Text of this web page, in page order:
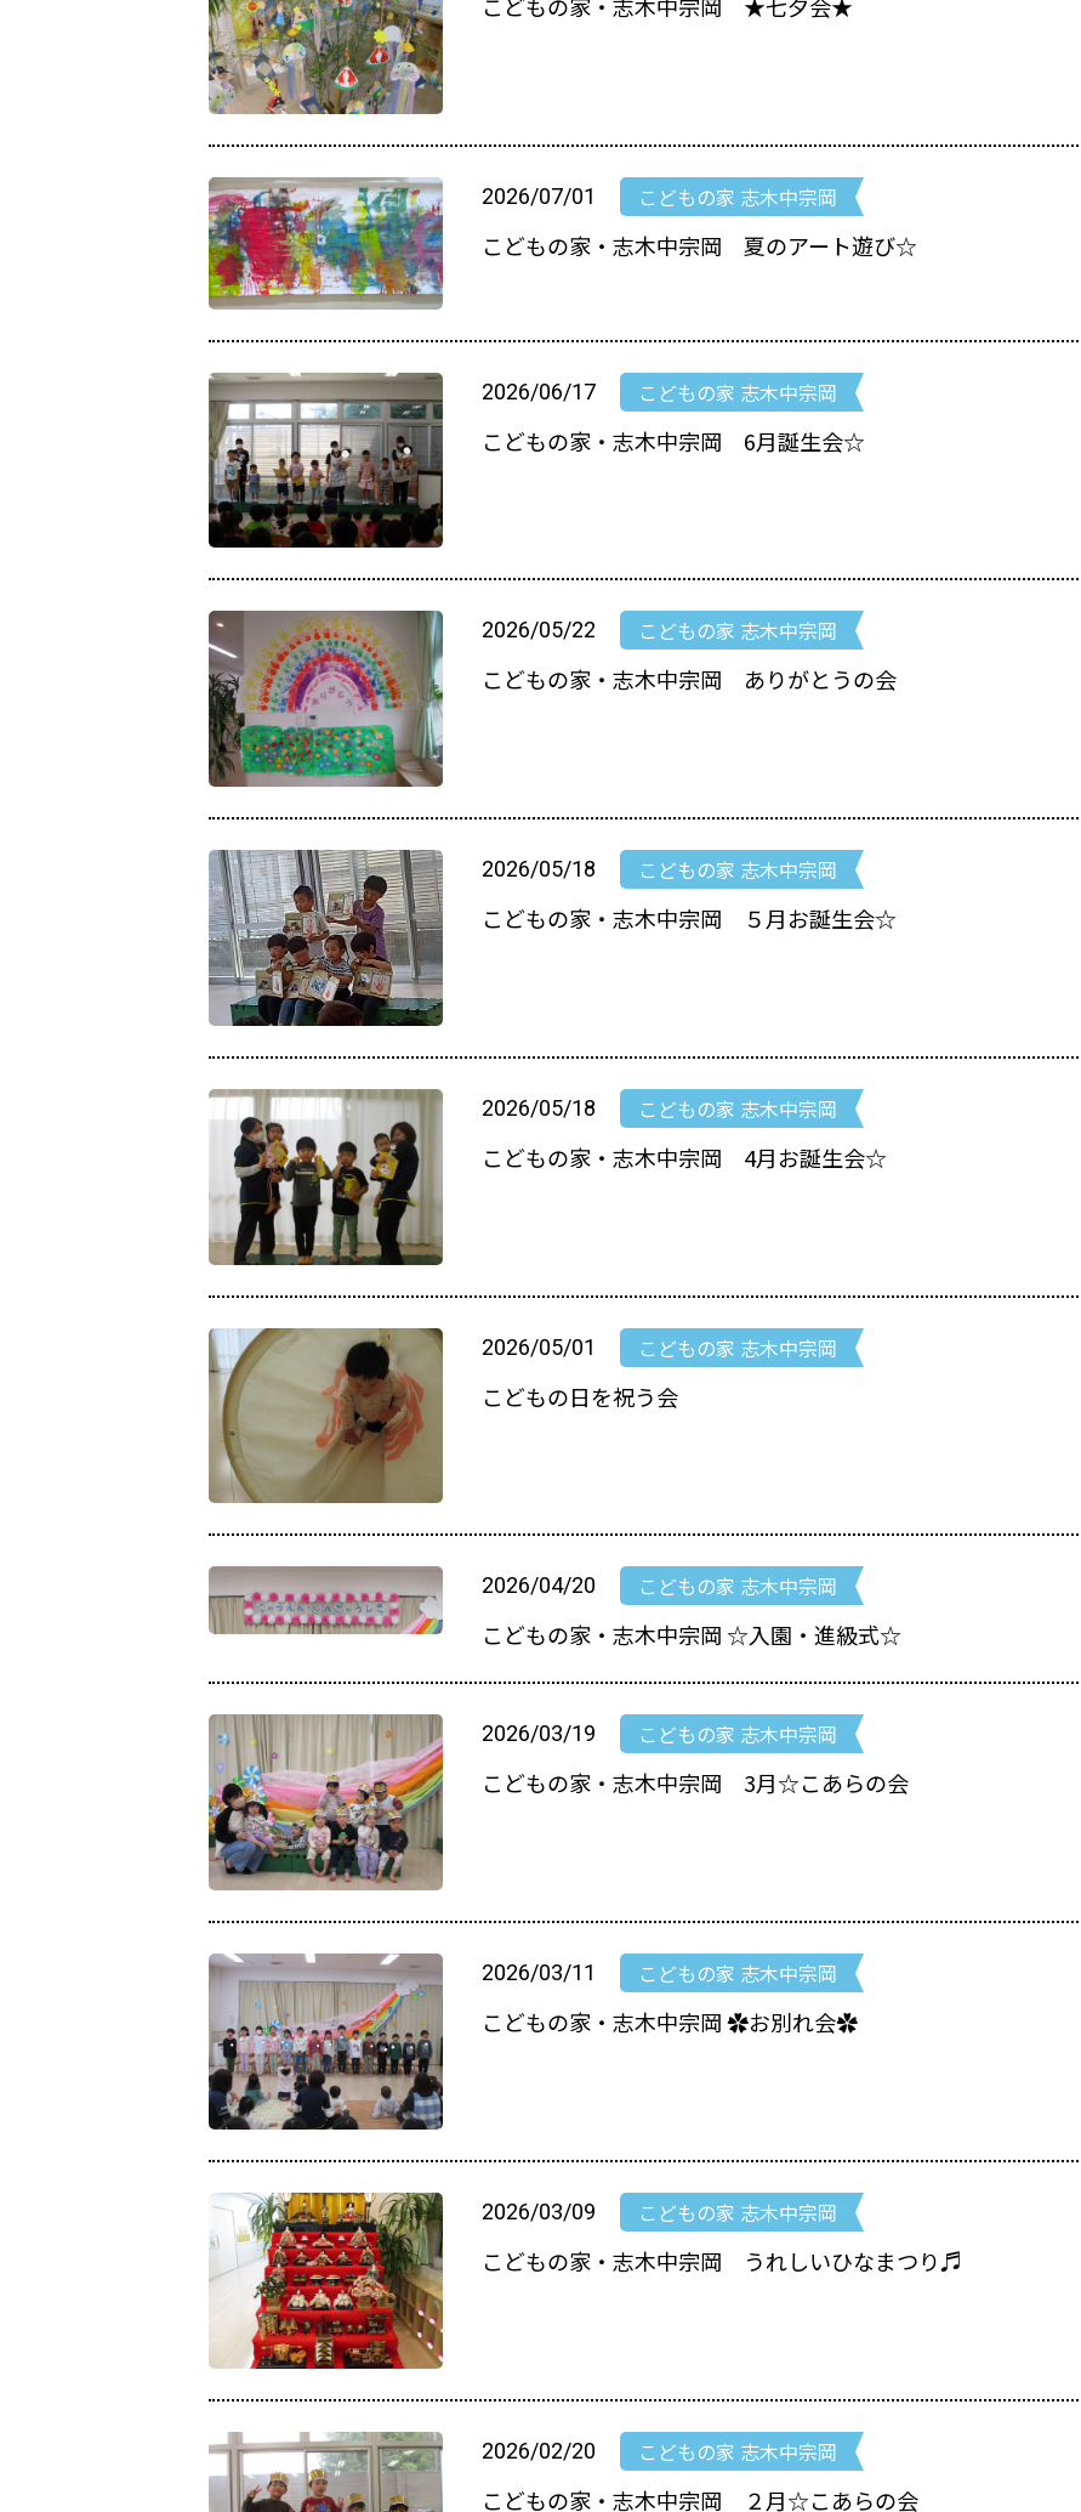
こどもの家・志木中宗岡 ★七夕会★
2026/07/01 こどもの家 志木中宗岡
こどもの家・志木中宗岡 夏のアート遊び☆
2026/06/17 こどもの家 志木中宗岡
こどもの家・志木中宗岡 6月誕生会☆
2026/05/22 こどもの家 志木中宗岡
こどもの家・志木中宗岡 ありがとうの会
2026/05/18 こどもの家 志木中宗岡
こどもの家・志木中宗岡 ５月お誕生会☆
2026/05/18 こどもの家 志木中宗岡
こどもの家・志木中宗岡 4月お誕生会☆
2026/05/01 こどもの家 志木中宗岡
こどもの日を祝う会
2026/04/20 こどもの家 志木中宗岡
こどもの家・志木中宗岡 ☆入園・進級式☆
2026/03/19 こどもの家 志木中宗岡
こどもの家・志木中宗岡 3月☆こあらの会
2026/03/11 こどもの家 志木中宗岡
こどもの家・志木中宗岡 ✿お別れ会✿
2026/03/09 こどもの家 志木中宗岡
こどもの家・志木中宗岡 うれしいひなまつり♬
2026/02/20 こどもの家 志木中宗岡
こどもの家・志木中宗岡 ２月☆こあらの会